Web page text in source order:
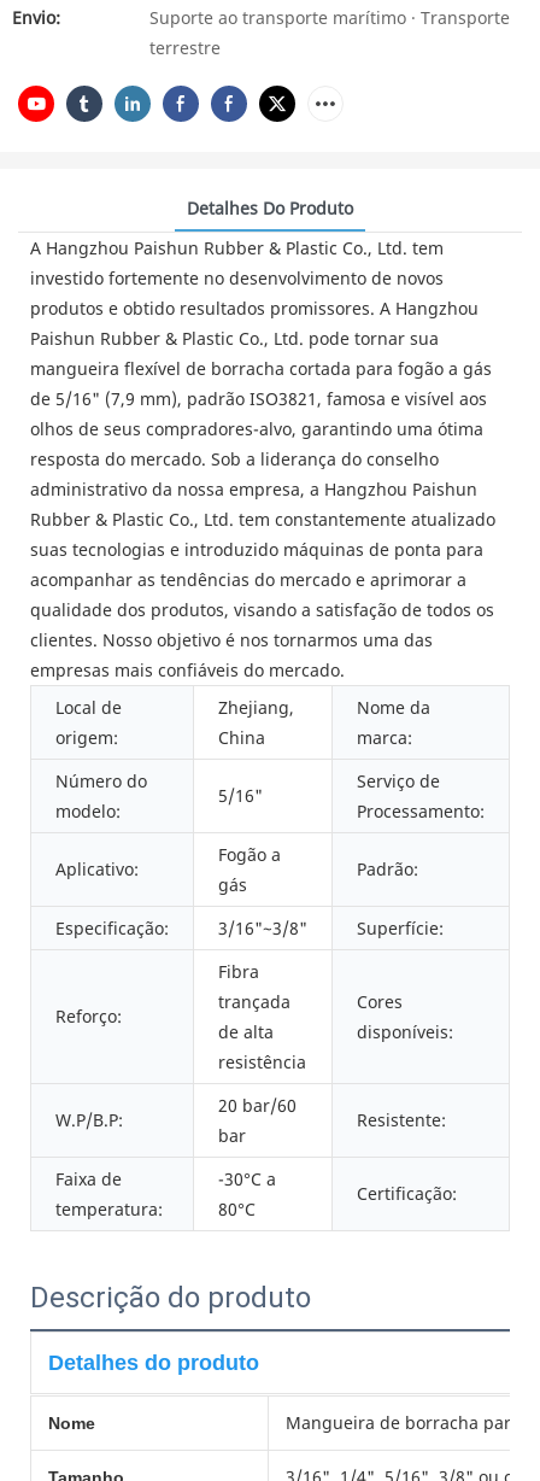
Envio:
Suporte ao transporte marítimo · Transporte
terrestre
Detalhes Do Produto
A Hangzhou Paishun Rubber & Plastic Co., Ltd. tem
investido fortemente no desenvolvimento de novos
produtos e obtido resultados promissores. A Hangzhou
Paishun Rubber & Plastic Co., Ltd. pode tornar sua
mangueira flexível de borracha cortada para fogão a gás
de 5/16" (7,9 mm), padrão ISO3821, famosa e visível aos
olhos de seus compradores-alvo, garantindo uma ótima
resposta do mercado. Sob a liderança do conselho
administrativo da nossa empresa, a Hangzhou Paishun
Rubber & Plastic Co., Ltd. tem constantemente atualizado
suas tecnologias e introduzido máquinas de ponta para
acompanhar as tendências do mercado e aprimorar a
qualidade dos produtos, visando a satisfação de todos os
clientes. Nosso objetivo é nos tornarmos uma das
empresas mais confiáveis ​​do mercado.
Local de
origem:
Zhejiang,
China
Nome da
marca:
Número do
modelo:
5/16"
Serviço de
Processamento:
Aplicativo:
Fogão a
gás
Padrão:
Especificação: 3/16"~3/8" Superfície:
Reforço:
Fibra
trançada
de alta
resistência
Cores
disponíveis:
W.P/B.P:
20 bar/60
bar
Resistente:
Faixa de
temperatura:
-30°C a
80°C
Certificação:
Descrição do produto
Detalhes do produto
Nome Mangueira de borracha para